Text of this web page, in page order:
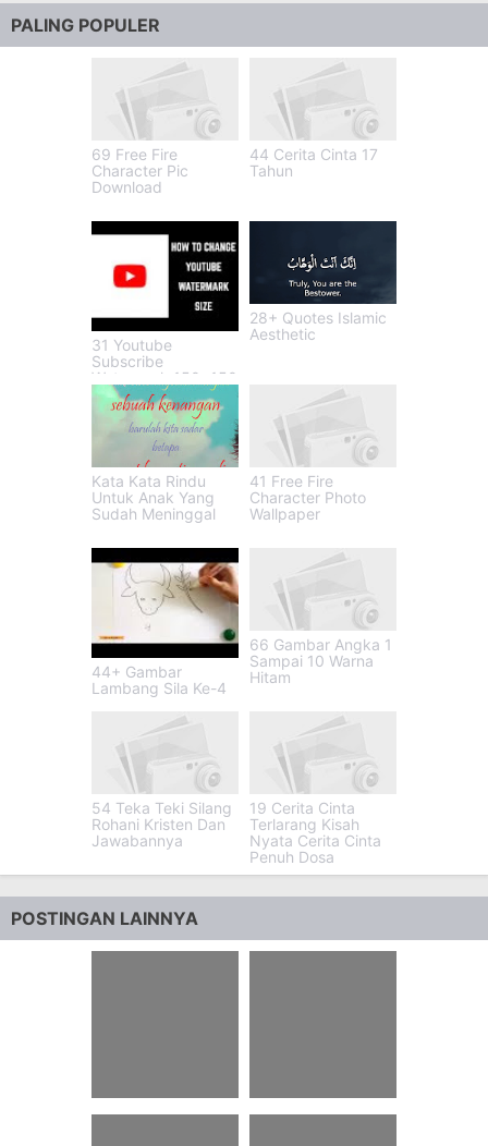
PALING POPULER
69 Free Fire
Character Pic
Download
44 Cerita Cinta 17
Tahun
31 Youtube
Subscribe
Watermark 150x150
28+ Quotes Islamic
Aesthetic
Kata Kata Rindu
Untuk Anak Yang
Sudah Meninggal
41 Free Fire
Character Photo
Wallpaper
44+ Gambar
Lambang Sila Ke-4
66 Gambar Angka 1
Sampai 10 Warna
Hitam
54 Teka Teki Silang
Rohani Kristen Dan
Jawabannya
19 Cerita Cinta
Terlarang Kisah
Nyata Cerita Cinta
Penuh Dosa
POSTINGAN LAINNYA
23 Tebak Emoji
28 Jenis Burung